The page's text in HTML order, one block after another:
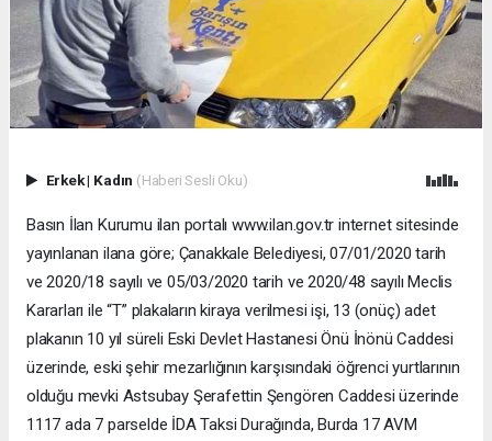
Erkek| Kadın (Haberi Sesli Oku)
Basın İlan Kurumu ilan portalı www.ilan.gov.tr internet sitesinde
yayınlanan ilana göre; Çanakkale Belediyesi, 07/01/2020 tarih
ve 2020/18 sayılı ve 05/03/2020 tarih ve 2020/48 sayılı Meclis
Kararları ile “T” plakaların kiraya verilmesi işi, 13 (onüç) adet
plakanın 10 yıl süreli Eski Devlet Hastanesi Önü İnönü Caddesi
üzerinde, eski şehir mezarlığının karşısındaki öğrenci yurtlarının
olduğu mevki Astsubay Şerafettin Şengören Caddesi üzerinde
1117 ada 7 parselde İDA Taksi Durağında, Burda 17 AVM